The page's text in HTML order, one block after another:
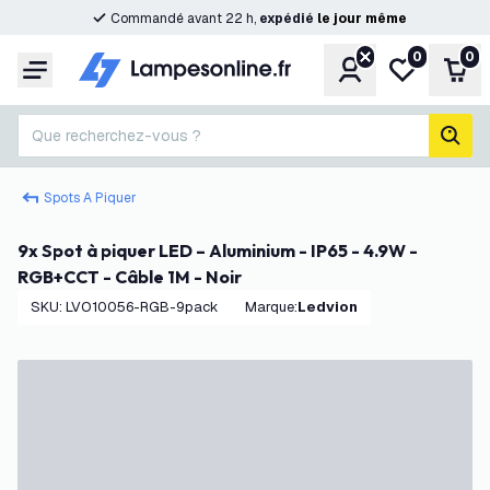
Commandé avant 22 h, expédié le jour même
Menu CompteMa liste de
0 0
Que recherchez-vous ?
Spots A Piquer
9x Spot à piquer LED – Aluminium - IP65 - 4.9W -
RGB+CCT - Câble 1M - Noir
SKU: LVO10056-RGB-9pack Marque: Ledvion